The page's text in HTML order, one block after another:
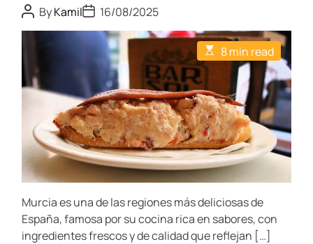
P
o
s
h
ByKamilP
o
s
t
16/08/2025
E
s
t
m
a
t
e
d
r
e
a
d
t
i
m
e
8 min read
Murcia es una de las regiones más deliciosas de
España, famosa por su cocina rica en sabores, con
ingredientes frescos y de calidad que reflejan […]